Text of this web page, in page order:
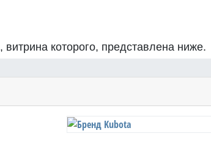
, витрина которого, представлена ниже.